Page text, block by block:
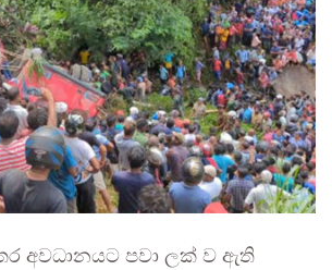
අවධානයට පවා ලක් ව ඇති